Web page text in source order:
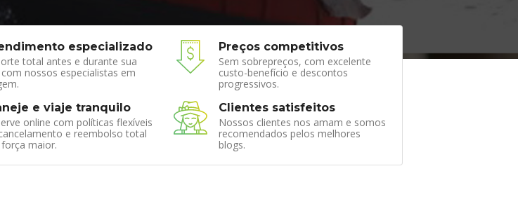
especializado
total antes e durante sua
nossos especialistas em
Preços competitivos
Sem sobrepreços, com excelente
custo-benefício e descontos
progressivos.
e viaje tranquilo
online com políticas flexíveis
e reembolso total
maior.
Clientes satisfeitos
Nossos clientes nos amam e somos
recomendados pelos melhores
blogs.